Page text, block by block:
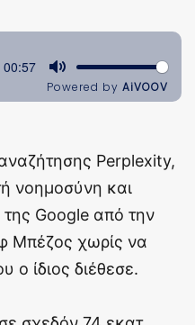
Perplexity,
νοημοσύνη και
της Google από την
Μπέζος χωρίς να
ο ίδιος διέθεσε.